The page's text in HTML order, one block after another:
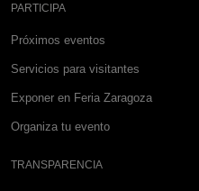
PARTICIPA
Próximos eventos
Servicios para visitantes
Exponer en Feria Zaragoza
Organiza tu evento
TRANSPARENCIA